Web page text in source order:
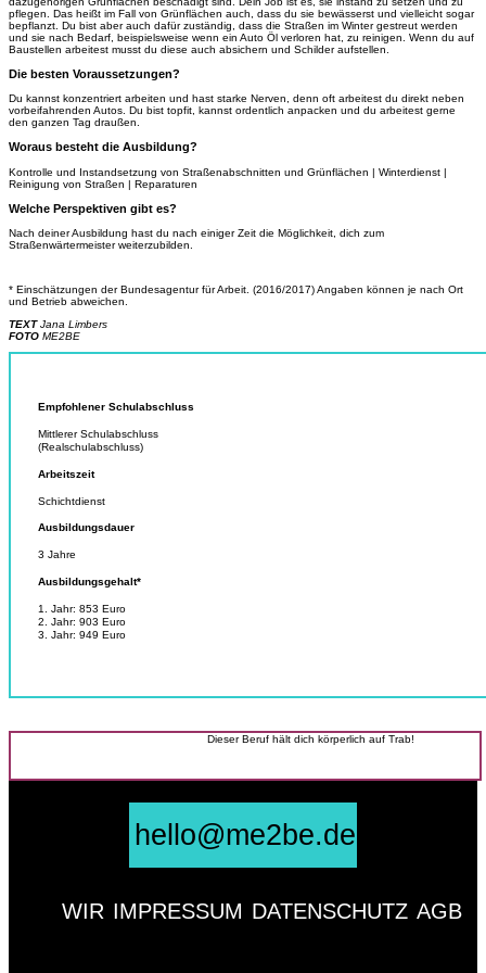
pflegen. Das heißt im Fall von Grünflächen auch, dass du sie bewässerst und vielleicht sogar
bepflanzt. Du bist aber auch dafür zuständig, dass die Straßen im Winter gestreut werden
und sie nach Bedarf, beispielsweise wenn ein Auto Öl verloren hat, zu reinigen. Wenn du auf
Baustellen arbeitest musst du diese auch absichern und Schilder aufstellen.
Die besten Voraussetzungen?
Du kannst konzentriert arbeiten und hast starke Nerven, denn oft arbeitest du direkt neben
vorbeifahrenden Autos. Du bist topfit, kannst ordentlich anpacken und du arbeitest gerne
den ganzen Tag draußen.
Woraus besteht die Ausbildung?
Kontrolle und Instandsetzung von Straßenabschnitten und Grünflächen | Winterdienst |
Reinigung von Straßen | Reparaturen
Welche Perspektiven gibt es?
Nach deiner Ausbildung hast du nach einiger Zeit die Möglichkeit, dich zum
Straßenwärtermeister weiterzubilden.
* Einschätzungen der Bundesagentur für Arbeit. (2016/2017) Angaben können je nach Ort
und Betrieb abweichen.
TEXTJana Limbers
FOTO ME2BE
Empfohlener Schulabschluss
Mittlerer Schulabschluss
(Realschulabschluss)
Arbeitszeit
Schichtdienst
Ausbildungsdauer
3 Jahre
Ausbildungsgehalt*
1. Jahr: 853 Euro
2. Jahr: 903 Euro
3. Jahr: 949 Euro
Dieser Beruf hält dich körperlich auf Trab!
hello@me2be.de
WIR IMPRESSUM DATENSCHUTZ AGB